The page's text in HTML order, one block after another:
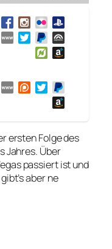
ersten Folge des
Jahres. Über
passiert ist und
aber ne